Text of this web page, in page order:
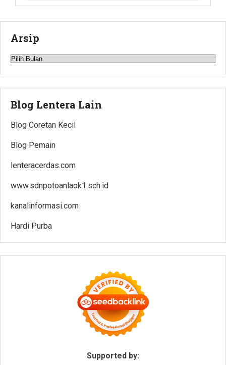
Arsip
Arsip
Blog Lentera Lain
Blog Coretan Kecil
Blog Pemain
lenteracerdas.com
www.sdnpotoanlaok1.sch.id
kanalinformasi.com
Hardi Purba
Supported by: